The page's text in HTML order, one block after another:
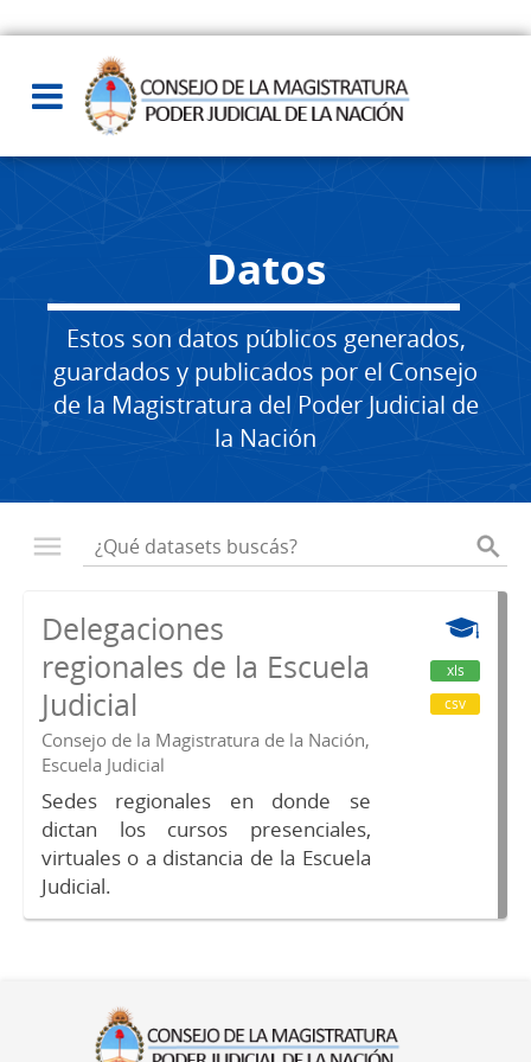
Datos
Estos son datos públicos generados,
guardados y publicados por el Consejo
de la Magistratura del Poder Judicial de
la Nación
Delegaciones
regionales de la Escuela
Judicial
Consejo de la Magistratura de la Nación,
Escuela Judicial
Sedes regionales en donde se
dictan los cursos presenciales,
virtuales o a distancia de la Escuela
Judicial.
xls
csv